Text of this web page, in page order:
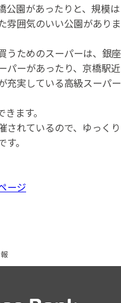
公園があったりと、規模は
雰囲気のいい公園がありま
うためのスーパーは、銀座
パーがあったり、京橋駅近
充実している高級スーパー
ます。
されているので、ゆっくり
。